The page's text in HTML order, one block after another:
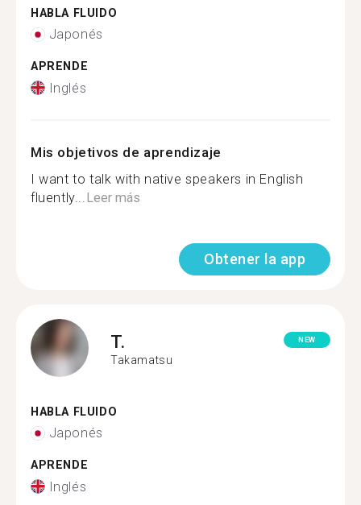
HABLA FLUIDO
Japonés
APRENDE
Inglés
Mis objetivos de aprendizaje
I want to talk with native speakers in English
fluently... Leer más
Obtener la app
T.
Takamatsu
NEW
HABLA FLUIDO
Japonés
APRENDE
Inglés